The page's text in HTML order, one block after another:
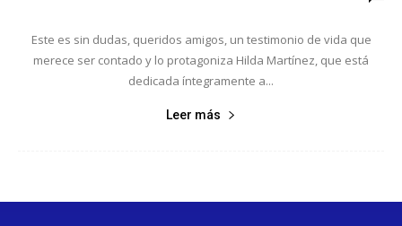
Este es sin dudas, queridos amigos, un testimonio de vida que
merece ser contado y lo protagoniza Hilda Martínez, que está
dedicada íntegramente a...
Leer más